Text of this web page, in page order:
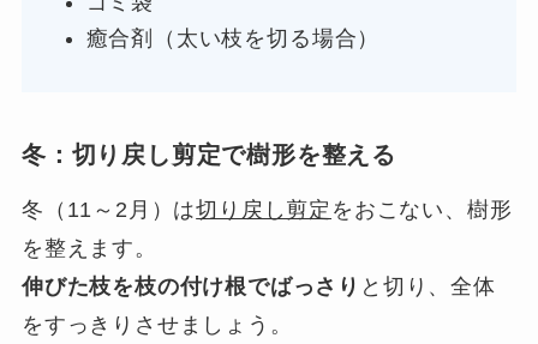
癒合剤（太い枝を切る場合）
冬：切り戻し剪定で樹形を整える
冬（11～2月）は切り戻し剪定 をおこない、樹形
を整えます。
伸びた枝を枝の付け根でばっさり と切り、全体
をすっきりさせましょう。